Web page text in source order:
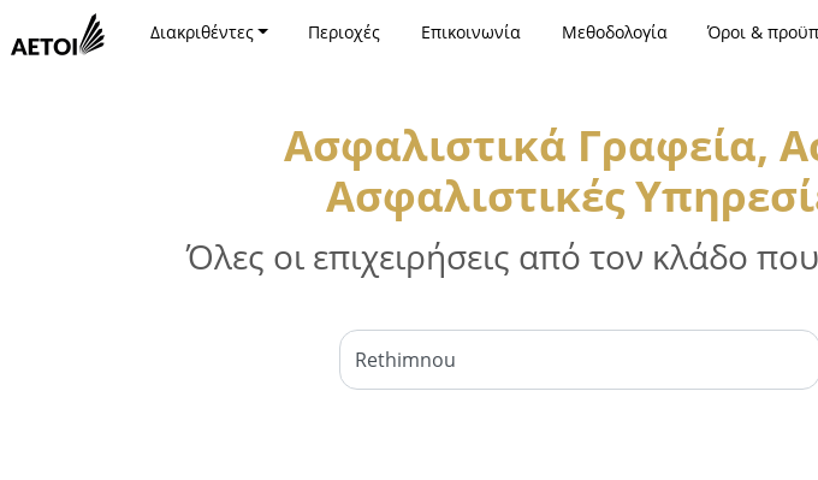
Διακριθέντες Περιοχές Επικοινωνία Μεθοδολογία Όροι &
Ασφαλιστικά Γραφεία,
Ασφαλιστικές
Όλες οι επιχειρήσεις από τον κλάδο